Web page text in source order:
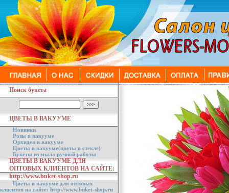
Поиск букета
ЦВЕТЫ В ВАКУУМЕ
Новинки
Розы в вакууме
Орхидеи в вакууме
Цветы в вакууме(цветы в стекле)
Букеты из мыла ручной работы
ЦВЕТЫ В ВАКУУМЕ ДЛЯ
ОПТОВЫХ КЛИЕНТОВ НА САЙТЕ:
http://www.buket-shop.ru
Цветы в вакууме для оптовых
клиентов на сайте: http://www.buket-shop.ru